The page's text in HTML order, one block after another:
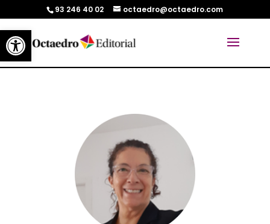
Abrir barra de herramientas
93 246 40 02 octaedro@octaedro.com